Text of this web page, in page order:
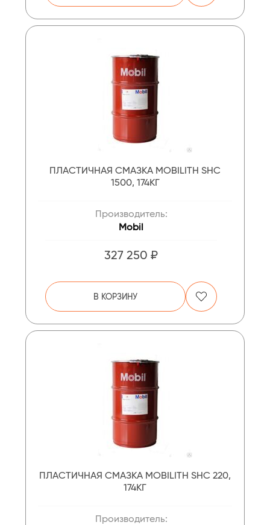
ПЛАСТИЧНАЯ СМАЗКА MOBILITH SHC
1500, 174КГ
Производитель:
Mobil
327 250 ₽
В КОРЗИНУ
ПЛАСТИЧНАЯ СМАЗКА MOBILITH SHC 220,
174КГ
Производитель: